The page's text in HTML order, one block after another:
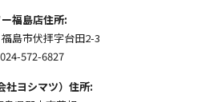
福島店住所:
島市伏拝字台田2-3
572-6827
社ヨシマツ）住所: